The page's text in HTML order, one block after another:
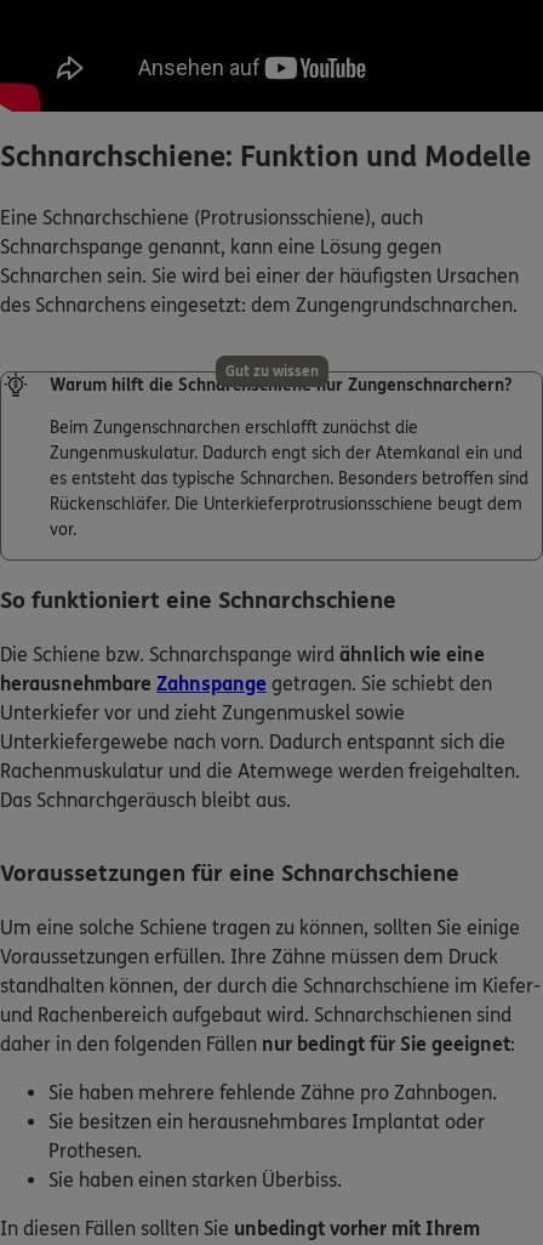
Schnarchschiene: Funktion und Modelle
Eine Schnarchschiene (Protrusionsschiene), auch
Schnarchspange genannt, kann eine Lösung gegen
Schnarchen sein. Sie wird bei einer der häufigsten Ursachen
des Schnarchens eingesetzt: dem Zungengrundschnarchen.
Gut zu wissen
Warum hilft die Schnarchschiene nur Zungenschnarchern?
Beim Zungenschnarchen erschlafft zunächst die
Zungenmuskulatur. Dadurch engt sich der Atemkanal ein und
es entsteht das typische Schnarchen. Besonders betroffen sind
Rückenschläfer. Die Unterkieferprotrusionsschiene beugt dem
vor.
So funktioniert eine Schnarchschiene
Die Schiene bzw. Schnarchspange wird ähnlich wie eine
herausnehmbare Zahnspange getragen. Sie schiebt den
Unterkiefer vor und zieht Zungenmuskel sowie
Unterkiefergewebe nach vorn. Dadurch entspannt sich die
Rachenmuskulatur und die Atemwege werden freigehalten.
Das Schnarchgeräusch bleibt aus.
Voraussetzungen für eine Schnarchschiene
Um eine solche Schiene tragen zu können, sollten Sie einige
Voraussetzungen erfüllen. Ihre Zähne müssen dem Druck
standhalten können, der durch die Schnarchschiene im Kiefer-
und Rachenbereich aufgebaut wird. Schnarchschienen sind
daher in den folgenden Fällen nur bedingt für Sie geeignet:
Sie haben mehrere fehlende Zähne pro Zahnbogen.
Sie besitzen ein herausnehmbares Implantat oder
Prothesen.
Sie haben einen starken Überbiss.
In diesen Fällen sollten Sie unbedingt vorher mit Ihrem